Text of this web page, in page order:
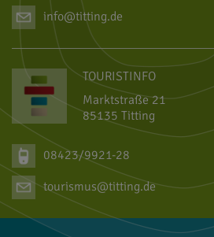
info@titting.de
TOURISTINFO
Marktstraße 21
85135 Titting
08423/9921-28
tourismus@titting.de